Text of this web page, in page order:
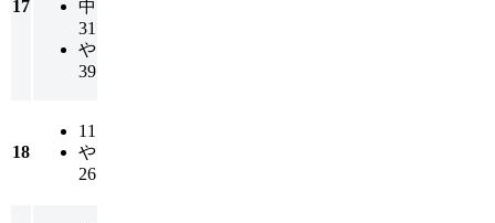
17
中
31
や
39
18
11
や
26